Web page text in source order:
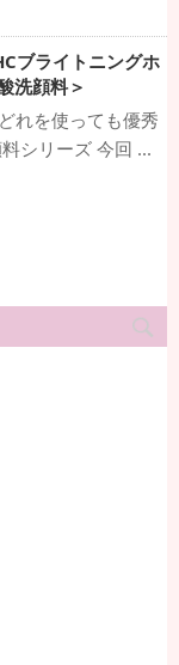
ブライトニングホ
洗顔料＞
れを使っても優秀
シリーズ 今回 ...